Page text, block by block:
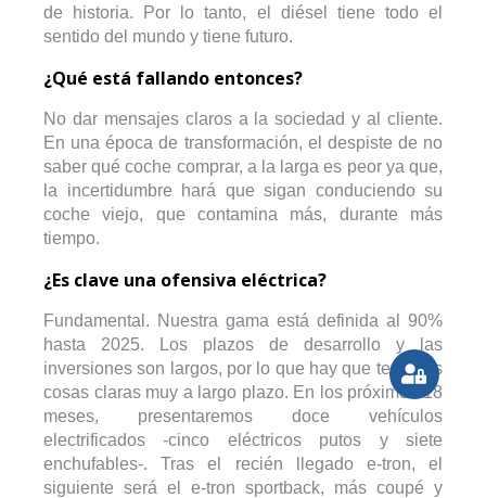
de historia. Por lo tanto, el diésel tiene todo el
sentido del mundo y tiene futuro.
¿Qué está fallando entonces?
No dar mensajes claros a la sociedad y al cliente.
En una época de transformación, el despiste de no
saber qué coche comprar, a la larga es peor ya que,
la incertidumbre hará que sigan conduciendo su
coche viejo, que contamina más, durante más
tiempo.
¿Es clave una ofensiva eléctrica?
Fundamental. Nuestra gama está definida al 90%
hasta 2025. Los plazos de desarrollo y las
inversiones son largos, por lo que hay que tener las
cosas claras muy a largo plazo. En los próximos 18
meses, presentaremos doce vehículos
electrificados -cinco eléctricos putos y siete
enchufables-. Tras el recién llegado e-tron, el
siguiente será el e-tron sportback, más coupé y